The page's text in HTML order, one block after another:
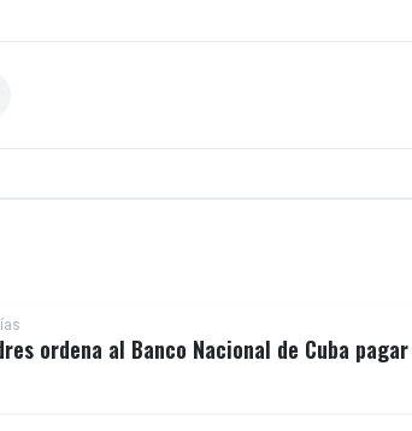
ordena al Banco Nacional de Cuba